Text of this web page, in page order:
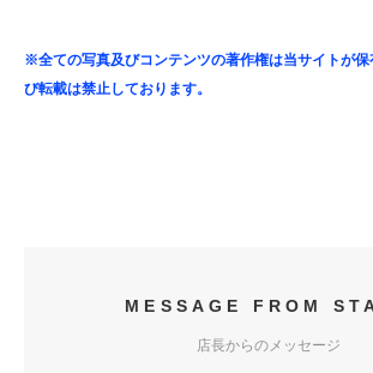
※全ての写真及びコンテンツの著作権は当サイトが保
び転載は禁止しております。
MESSAGE FROM
店長からのメッセージ